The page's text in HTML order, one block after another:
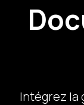
Intégrez la